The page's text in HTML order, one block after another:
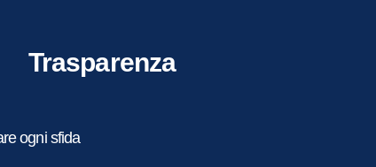
Trasparenza
ogni sfida